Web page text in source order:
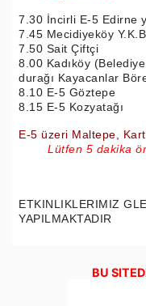
7.30 İncirli E-5 Edirne
7.45 Mecidiyeköy
7.50 Sait Çiftçi
8.00 Kadıköy
durağı Kayacanlar
8.10 E-5 Göztepe
8.15 E-5 Kozyatağı
E-5 üzeri Maltepe,
Lütfen 5 dakika
ETKINLIKLERIMIZ
YAPILMAKTADIR
BU